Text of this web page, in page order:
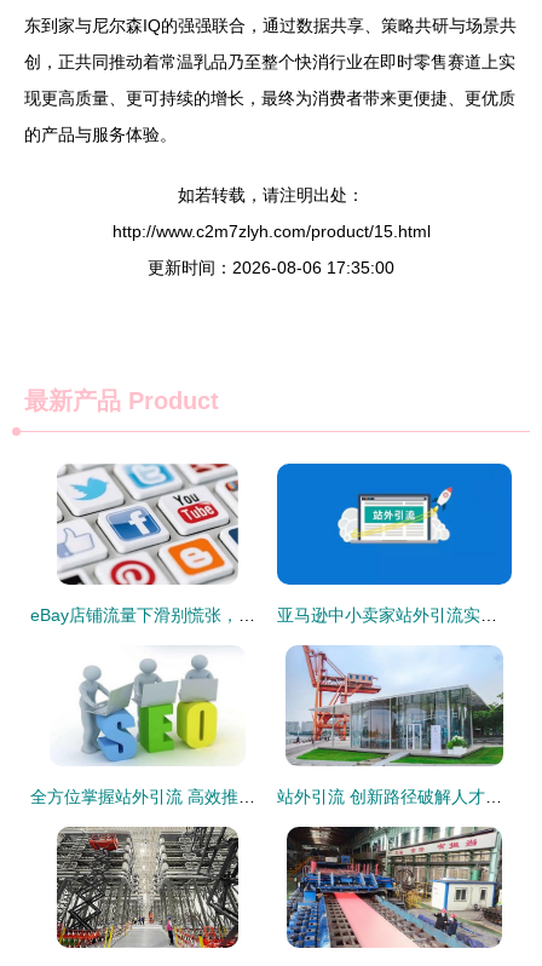
东到家与尼尔森IQ的强强联合，通过数据共享、策略共研与场景共
创，正共同推动着常温乳品乃至整个快消行业在即时零售赛道上实
现更高质量、更可持续的增长，最终为消费者带来更便捷、更优质
的产品与服务体验。
如若转载，请注明出处：
http://www.c2m7zlyh.com/product/15.html
更新时间：2026-08-06 17:35:00
最新产品 Product